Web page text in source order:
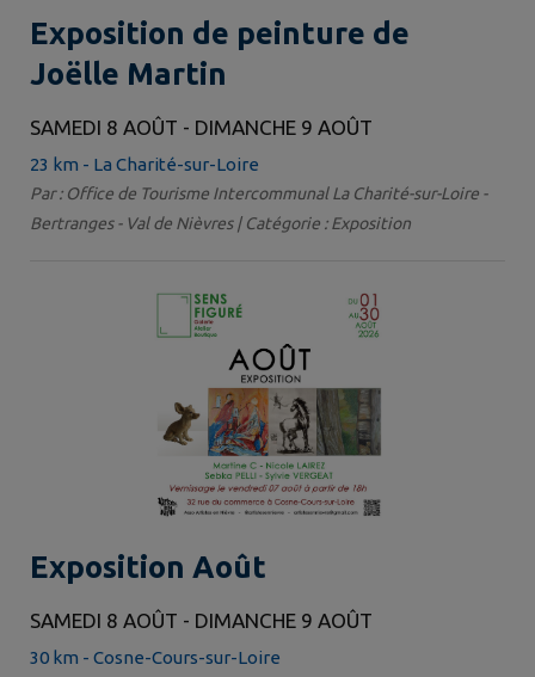
Exposition de peinture de
Joëlle Martin
SAMEDI 8 AOÛT - DIMANCHE 9 AOÛT
23 km - La Charité-sur-Loire
Par : Office de Tourisme Intercommunal La Charité-sur-Loire -
Bertranges - Val de Nièvres | Catégorie : Exposition
Exposition Août
SAMEDI 8 AOÛT - DIMANCHE 9 AOÛT
30 km - Cosne-Cours-sur-Loire